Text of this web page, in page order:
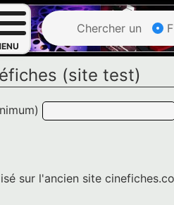
Chercher un
(site test)
sur l'ancien site